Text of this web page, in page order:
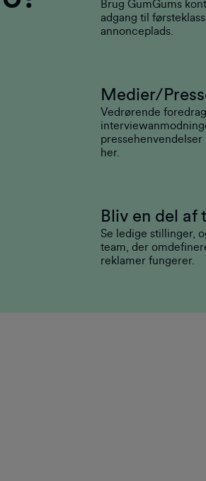
Brug GumGums
adgang til
annonceplads.
Medier/
Vedrørende
her.
Bliv en del af
Se ledige stillinger,
team, der
reklamer fungerer.